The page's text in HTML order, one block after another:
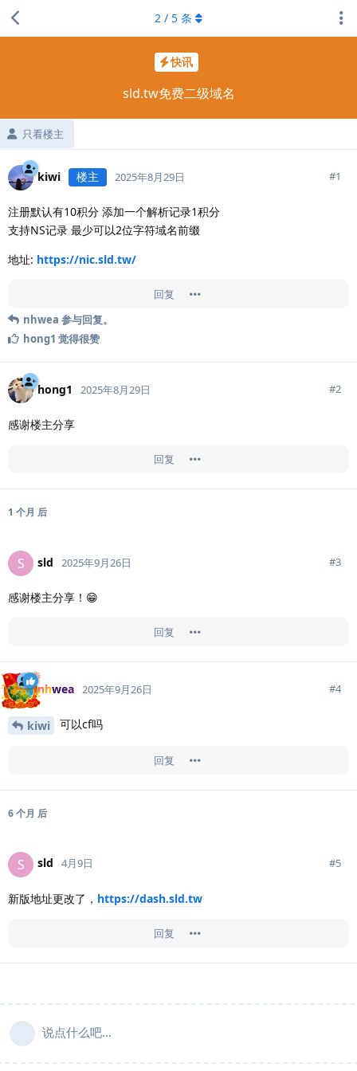
快讯
sld.tw免费二级域名
只看楼主
2 / 5 条
kiwi 楼主 2025年8月29日 #1
注册默认有10积分 添加一个解析记录1积分
支持NS记录 最少可以2位字符域名前缀
地址: https://nic.sld.tw/
回复
nhwea 参与回复。
hong1 觉得很赞
hong1 2025年8月29日 #2
感谢楼主分享
回复
1 个月 后
S sld 2025年9月26日 #3
感谢楼主分享！😁
回复
nhwea 2025年9月26日 #4
kiwi 可以cf吗
回复
6 个月 后
S sld 4月9日 #5
新版地址更改了， https://dash.sld.tw
回复
说点什么吧...